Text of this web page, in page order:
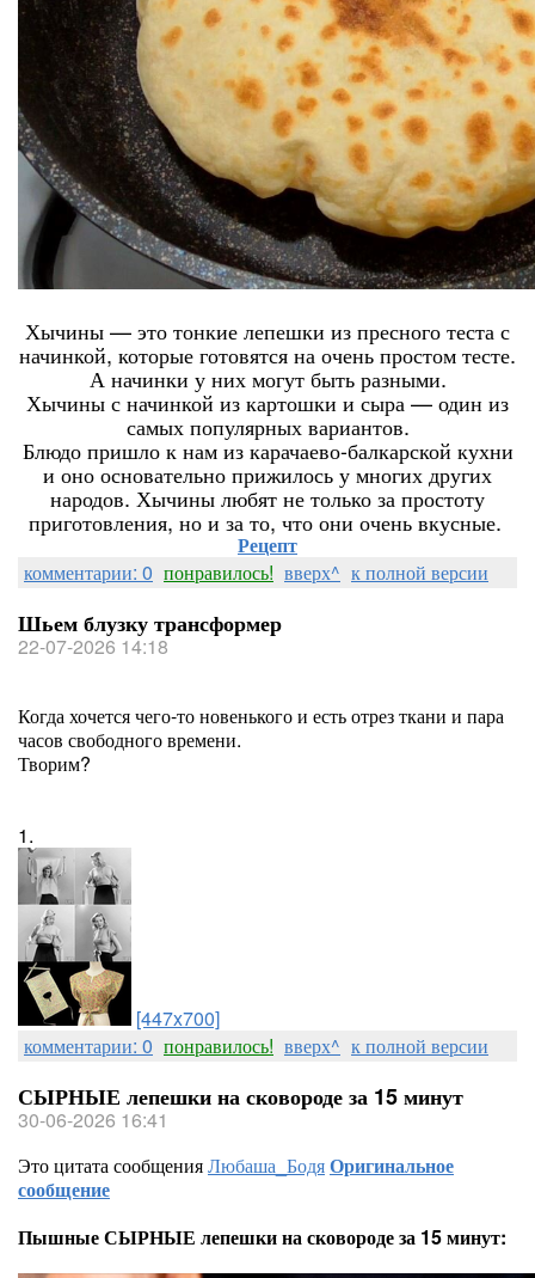
Хычины — это тонкие лепешки из пресного теста с
начинкой, которые готовятся на очень простом тесте.
А начинки у них могут быть разными.
Хычины с начинкой из картошки и сыра — один из
самых популярных вариантов.
Блюдо пришло к нам из карачаево-балкарской кухни
и оно основательно прижилось у многих других
народов. Хычины любят не только за простоту
приготовления, но и за то, что они очень вкусные.
Рецепт
комментарии: 0 понравилось! вверх^ к полной версии
Шьем блузку трансформер
22-07-2026 14:18
Когда хочется чего-то новенького и есть отрез ткани и пара
часов свободного времени.
Творим?
1.
[447x700]
комментарии: 0 понравилось! вверх^ к полной версии
СЫРНЫЕ лепешки на сковороде за 15 минут
30-06-2026 16:41
Это цитата сообщенияЛюбаша_БодяОригинальное
сообщение
Пышные СЫРНЫЕ лепешки на сковороде за 15 минут: